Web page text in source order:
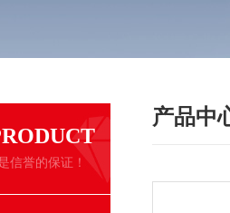
信誉的保证！
产品中